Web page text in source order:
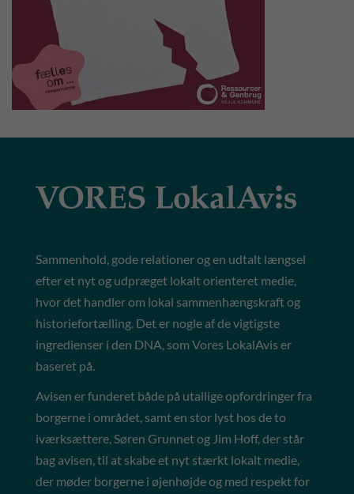
Sammenhold, gode relationer og en udtalt længsel
efter et nyt og udpræget lokalt orienteret medie,
hvor det handler om lokal sammenhængskraft og
historiefortælling. Det er nogle af de vigtigste
ingredienser i den DNA, som Vores LokalAvis er
baseret på.
Avisen er funderet både på utallige opfordringer fra
borgerne i området, samt en stor lyst hos de to
iværksættere, Søren Grunnet og Jim Hoff, der står
bag avisen, til at skabe et nyt stærkt lokalt medie,
der møder borgerne i øjenhøjde og med respekt for